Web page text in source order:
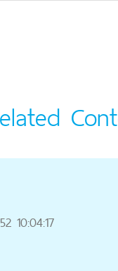
10:04:17